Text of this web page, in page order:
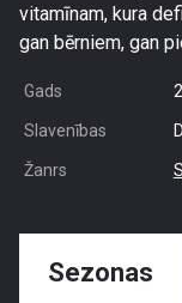
vitamīnam, kura
gan bērniem, gan
Gads
Slavenības
Žanrs
Sezonas